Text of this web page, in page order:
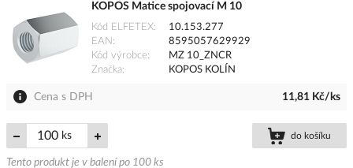
KOPOS Matice spojovací M 10
Kód ELFETEX
10.153.277
EAN
8595057629929
Kód výrobce
MZ 10_ZNCR
Značka
KOPOS KOLÍN
Cena s DPH 11,81 Kč/ks
ks do košíku
Tento produkt je v balení po 100 ks